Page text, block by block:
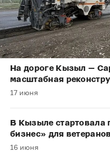
На дороге Кызыл —
масштабная
17 июня
В Кызыле
бизнес» для
16 июня